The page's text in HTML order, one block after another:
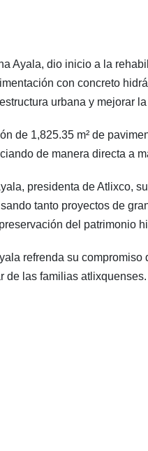
Ayala, dio inicio a la
con concreto
urbana y mejorar
de 1,825.35 m² de
de manera directa a
presidenta de Atlixco,
tanto proyectos de
del patrimonio
refrenda su
de las familias atlixquenses.